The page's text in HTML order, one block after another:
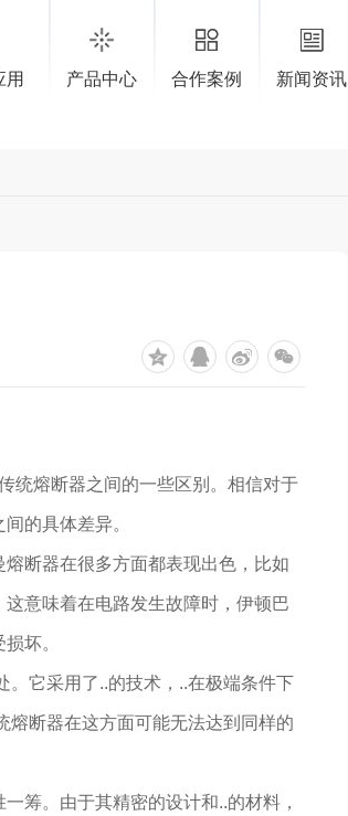
用 产品中心 合作案例 新闻资讯
统熔断器之间的一些区别。相信对于
的具体差异。
断器在很多方面都表现出色，比如
意味着在电路发生故障时，伊顿巴
坏。
。它采用了..的技术，..在极端条件下
熔断器在这方面可能无法达到同样的
筹。由于其精密的设计和..的材料，